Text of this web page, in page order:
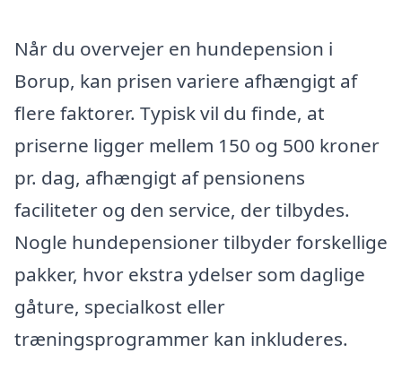
Når du overvejer en hundepension i
Borup, kan prisen variere afhængigt af
flere faktorer. Typisk vil du finde, at
priserne ligger mellem 150 og 500 kroner
pr. dag, afhængigt af pensionens
faciliteter og den service, der tilbydes.
Nogle hundepensioner tilbyder forskellige
pakker, hvor ekstra ydelser som daglige
gåture, specialkost eller
træningsprogrammer kan inkluderes.